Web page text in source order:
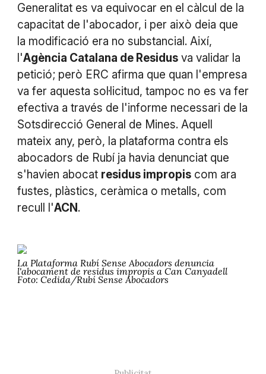
Generalitat es va equivocar en el càlcul de la
capacitat de l'abocador, i per això deia que
la modificació era no substancial. Així,
l'Agència Catalana de Residusva validar la
petició; però ERC afirma que quan l'empresa
va fer aquesta sol·licitud, tampoc no es va fer
efectiva a través de l'informe necessari de la
Sotsdirecció General de Mines. Aquell
mateix any, però, la plataforma contra els
abocadors de Rubí ja havia denunciat que
s'havien abocat residus impropiscom ara
fustes, plàstics, ceràmica o metalls, com
recull l'ACN.
La Plataforma Rubí Sense Abocadors denuncia
l'abocament de residus impropis a Can Canyadell
Foto: Cedida/Rubí Sense Abocadors